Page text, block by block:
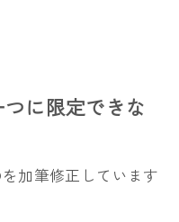
つに限定できな
加筆修正しています